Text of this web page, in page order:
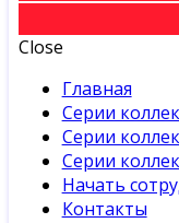
Close
Главная
Серии
Серии
Серии
Начать
Контакты